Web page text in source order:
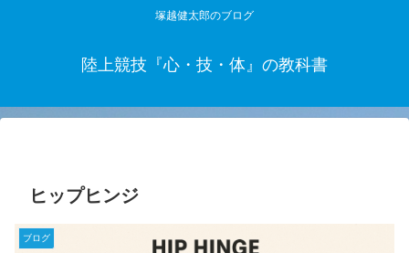
塚越健太郎のブログ
陸上競技『心・技・体』の教科書
ヒップヒンジ
ブログ